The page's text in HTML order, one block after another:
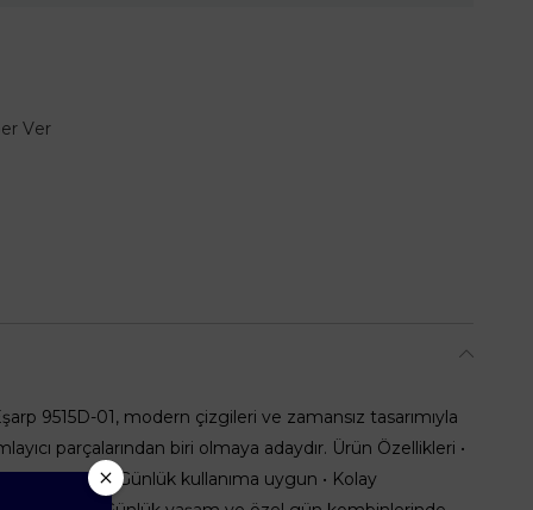
Ver
9515D-01, modern çizgileri ve zamansız tasarımıyla
parçalarından biri olmaya adaydır. Ürün Özellikleri •
kullanım • Günlük kullanıma uygun • Kolay